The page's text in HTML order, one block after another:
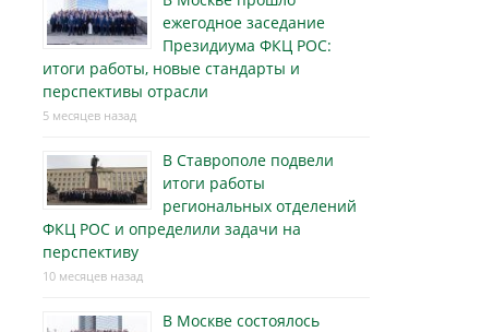
ежегодное заседание
Президиума ФКЦ РОС:
итоги работы, новые стандарты и
перспективы отрасли
5 месяцев назад
В Ставрополе подвели
итоги работы
региональных отделений
ФКЦ РОС и определили задачи на
перспективу
10 месяцев назад
В Москве состоялось